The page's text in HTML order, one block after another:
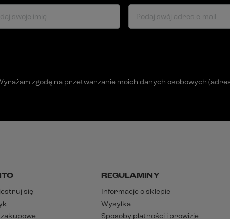
swoje imię Podaj swój adres e-mail
zgodę na przetwarzanie moich danych osobowych
się
REGULAMINY
Informacje o sklepie
Wysyłka
Sposoby płatności i prowizje